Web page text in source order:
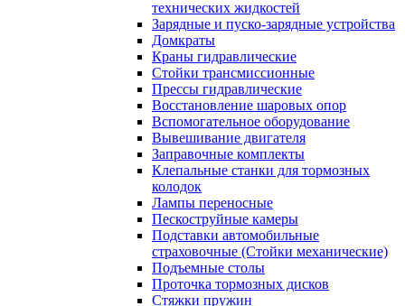
технических жидкостей
Зарядные и пуско-зарядные устройства
Домкраты
Краны гидравлические
Стойки трансмиссионные
Прессы гидравлические
Восстановление шаровых опор
Вспомогательное оборудование
Вывешивание двигателя
Заправочные комплекты
Клепальные станки для тормозных
колодок
Лампы переносные
Пескоструйные камеры
Подставки автомобильные
страховочные (Стойки механические)
Подъемные столы
Проточка тормозных дисков
Стяжки пружин